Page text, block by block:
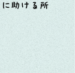
助ける所